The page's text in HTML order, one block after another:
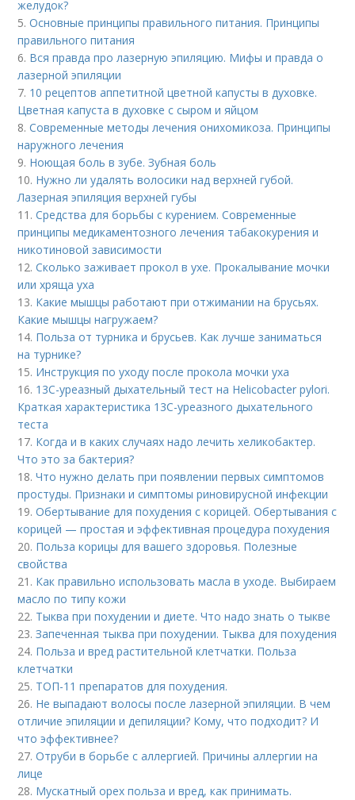
желудок?
5.Основные принципы правильного питания. Принципы
правильного питания
6. Вся правда про лазерную эпиляцию. Мифы и правда о
лазерной эпиляции
7. 10 рецептов аппетитной цветной капусты в духовке.
Цветная капуста в духовке с сыром и яйцом
8.Современные методы лечения онихомикоза. Принципы
наружного лечения
9. Ноющая боль в зубе. Зубная боль
10. Нужно ли удалять волосики над верхней губой.
Лазерная эпиляция верхней губы
11.Средства для борьбы с курением. Современные
принципы медикаментозного лечения табакокурения и
никотиновой зависимости
12.Сколько заживает прокол в ухе. Прокалывание мочки
или хряща уха
13. Какие мышцы работают при отжимании на брусьях.
Какие мышцы нагружаем?
14. Польза от турника и брусьев. Как лучше заниматься
на турнике?
15. Инструкция по уходу после прокола мочки уха
16. 13С-уреазный дыхательный тест на Helicobacter pylori.
Краткая характеристика 13С-уреазного дыхательного
теста
17. Когда и в каких случаях надо лечить хеликобактер.
Что это за бактерия?
18.Что нужно делать при появлении первых симптомов
простуды. Признаки и симптомы риновирусной инфекции
19.Обертывание для похудения с корицей. Обертывания с
корицей — простая и эффективная процедура похудения
20. Польза корицы для вашего здоровья. Полезные
свойства
21. Как правильно использовать масла в уходе. Выбираем
масло по типу кожи
22. Тыква при похудении и диете. Что надо знать о тыкве
23.Запеченная тыква при похудении. Тыква для похудения
24. Польза и вред растительной клетчатки. Польза
клетчатки
25. ТОП-11 препаратов для похудения.
26. Не выпадают волосы после лазерной эпиляции. В чем
отличие эпиляции и депиляции? Кому, что подходит? И
что эффективнее?
27.Отруби в борьбе с аллергией. Причины аллергии на
лице
28. Мускатный орех польза и вред, как принимать.